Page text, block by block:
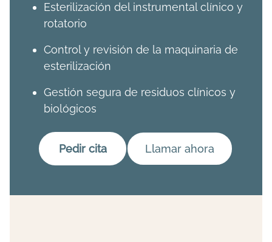
Esterilización del instrumental clínico y
rotatorio
Control y revisión de la maquinaria de
esterilización
Gestión segura de residuos clínicos y
biológicos
Pedir cita Llamar ahora